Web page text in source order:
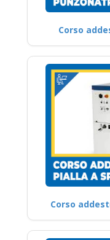
Corso
Corso